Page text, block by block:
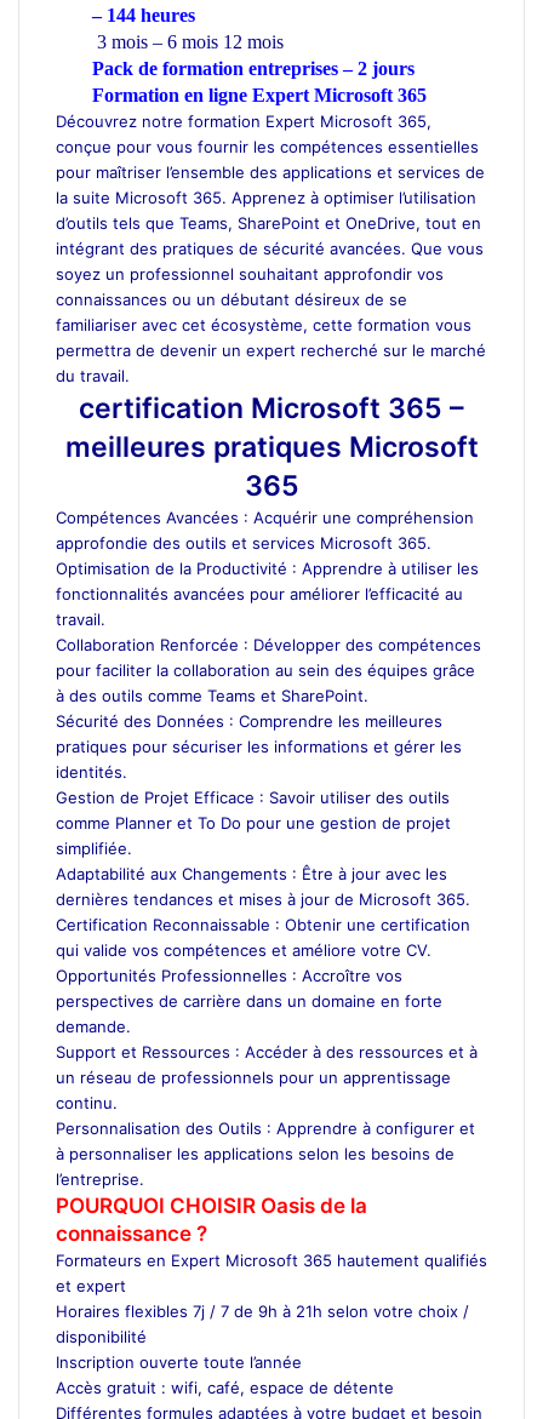
– 144 heures
3 mois – 6 mois 12 mois
Pack de formation entreprises– 2 jours
Formation en ligne Expert Microsoft 365
Découvrez notre formation Expert Microsoft 365,
conçue pour vous fournir les compétences essentielles
pour maîtriser l’ensemble des applications et services de
la suite Microsoft 365. Apprenez à optimiser l’utilisation
d’outils tels que Teams, SharePoint et OneDrive, tout en
intégrant des pratiques de sécurité avancées. Que vous
soyez un professionnel souhaitant approfondir vos
connaissances ou un débutant désireux de se
familiariser avec cet écosystème, cette formation vous
permettra de devenir un expert recherché sur le marché
du travail.
certification Microsoft 365 –
meilleures pratiques Microsoft
365
Compétences Avancées : Acquérir une compréhension
approfondie des outils et services Microsoft 365.
Optimisation de la Productivité : Apprendre à utiliser les
fonctionnalités avancées pour améliorer l’efficacité au
travail.
Collaboration Renforcée : Développer des compétences
pour faciliter la collaboration au sein des équipes grâce
à des outils comme Teams et SharePoint.
Sécurité des Données : Comprendre les meilleures
pratiques pour sécuriser les informations et gérer les
identités.
Gestion de Projet Efficace : Savoir utiliser des outils
comme Planner et To Do pour une gestion de projet
simplifiée.
Adaptabilité aux Changements : Être à jour avec les
dernières tendances et mises à jour de Microsoft 365.
Certification Reconnaissable : Obtenir une certification
qui valide vos compétences et améliore votre CV.
Opportunités Professionnelles : Accroître vos
perspectives de carrière dans un domaine en forte
demande.
Support et Ressources : Accéder à des ressources et à
un réseau de professionnels pour un apprentissage
continu.
Personnalisation des Outils : Apprendre à configurer et
à personnaliser les applications selon les besoins de
l’entreprise.
POURQUOI CHOISIR Oasis de la
connaissance ?
Formateurs en Expert Microsoft 365 hautement qualifiés
et expert
Horaires flexibles 7j / 7 de 9h à 21h selon votre choix /
disponibilité
Inscription ouverte toute l’année
Accès gratuit : wifi, café, espace de détente
Différentes formules adaptées à votre budget et besoin